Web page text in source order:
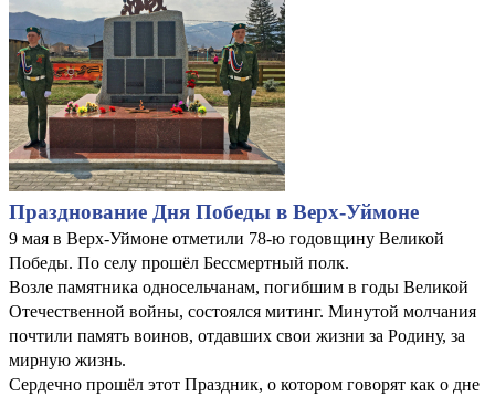
Празднование Дня Победы в Верх-Уймоне
9 мая в Верх-Уймоне отметили 78-ю годовщину Великой
Победы. По селу прошёл Бессмертный полк.
Возле памятника односельчанам, погибшим в годы Великой
Отечественной войны, состоялся митинг. Минутой молчания
почтили память воинов, отдавших свои жизни за Родину, за
мирную жизнь.
Сердечно прошёл этот Праздник, о котором говорят как о дне